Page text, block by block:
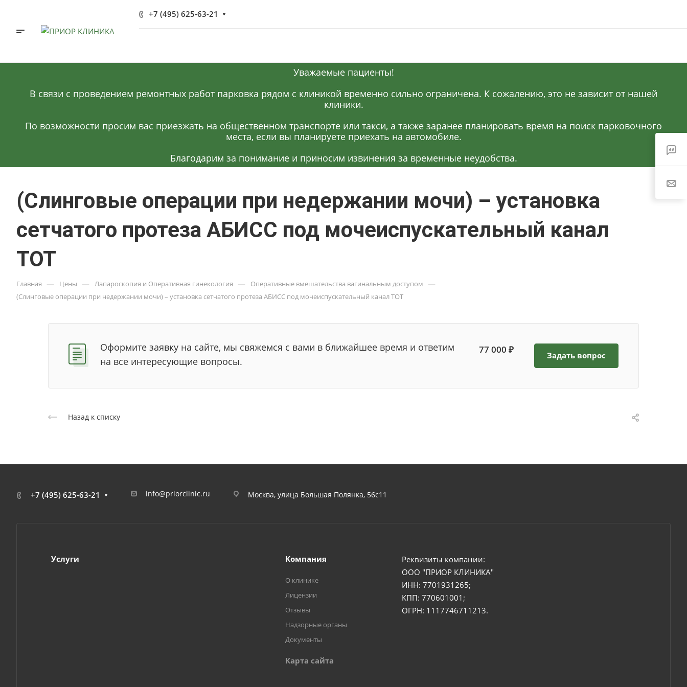
+7 (495) 625-63-21
Уважаемые пациенты!
В связи с проведением ремонтных работ парковка рядом с клиникой временно сильно ограничена. К сожалению, это не зависит от нашей
клиники.
По возможности просим вас приезжать на общественном транспорте или такси, а также заранее планировать время на поиск парковочного
места, если вы планируете приехать на автомобиле.
Благодарим за понимание и приносим извинения за временные неудобства.
(Слинговые операции при недержании мочи) – установка
сетчатого протеза АБИСС под мочеиспускательный канал
ТОТ
Главная — Цены — Лапароскопия и Оперативная гинекология — Оперативные вмешательства вагинальным доступом —
(Слинговые операции при недержании мочи) – установка сетчатого протеза АБИСС под мочеиспускательный канал ТОТ
Оформите заявку на сайте, мы свяжемся с вами в ближайшее время и ответим
на все интересующие вопросы.
77 000 ₽ Задать вопрос
Назад к списку
+7 (495) 625-63-21 info@priorclinic.ru Москва, улица Большая Полянка, 56с11
Услуги Компания
О клинике
Лицензии
Отзывы
Надзорные органы
Документы
Карта сайта
Реквизиты компании:
ООО "ПРИОР КЛИНИКА"
ИНН: 7701931265;
КПП: 770601001;
ОГРН: 1117746711213.